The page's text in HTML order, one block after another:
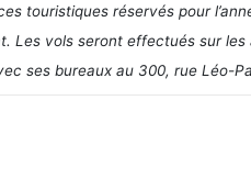
touristiques réservés pour
Les vols seront effectués sur
ses bureaux au 300, rue Léo-